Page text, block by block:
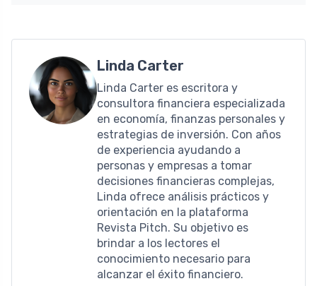
Linda Carter
Linda Carter es escritora y
consultora financiera especializada
en economía, finanzas personales y
estrategias de inversión. Con años
de experiencia ayudando a
personas y empresas a tomar
decisiones financieras complejas,
Linda ofrece análisis prácticos y
orientación en la plataforma
Revista Pitch. Su objetivo es
brindar a los lectores el
conocimiento necesario para
alcanzar el éxito financiero.